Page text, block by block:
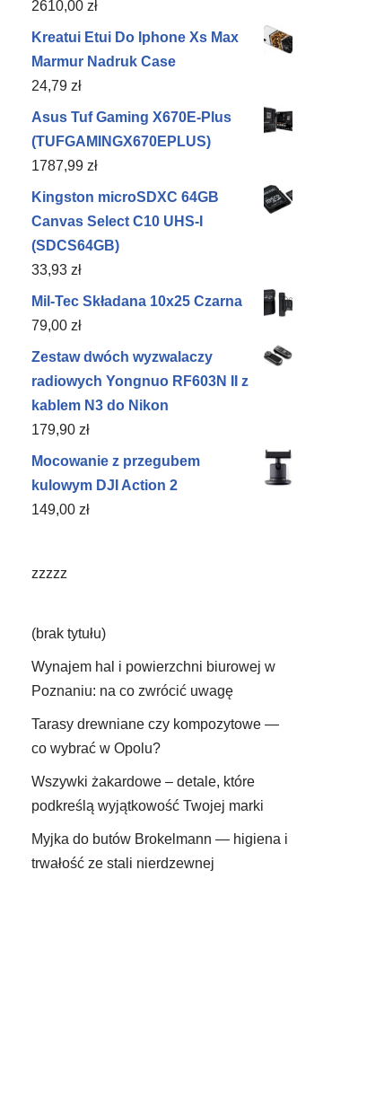
2610,00 zł
Kreatui Etui Do Iphone Xs Max
Marmur Nadruk Case
24,79 zł
Asus Tuf Gaming X670E-Plus
(TUFGAMINGX670EPLUS)
1787,99 zł
Kingston microSDXC 64GB
Canvas Select C10 UHS-I
(SDCS64GB)
33,93 zł
Mil-Tec Składana 10x25 Czarna
79,00 zł
Zestaw dwóch wyzwalaczy
radiowych Yongnuo RF603N II z
kablem N3 do Nikon
179,90 zł
Mocowanie z przegubem
kulowym DJI Action 2
149,00 zł
zzzzz
(brak tytułu)
Wynajem hal i powierzchni biurowej w
Poznaniu: na co zwrócić uwagę
Tarasy drewniane czy kompozytowe —
co wybrać w Opolu?
Wszywki żakardowe – detale, które
podkreślą wyjątkowość Twojej marki
Myjka do butów Brokelmann — higiena i
trwałość ze stali nierdzewnej